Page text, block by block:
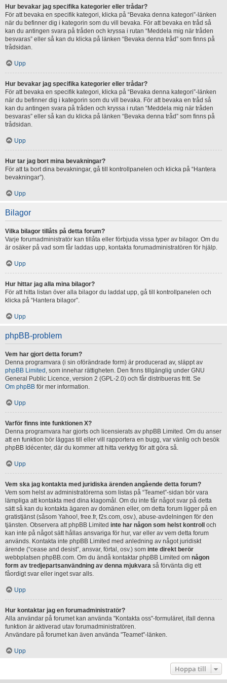
Hur bevakar jag specifika kategorier eller trådar?
För att bevaka en specifik kategori, klicka på “Bevaka denna kategori”-länken
när du befinner dig i kategorin som du vill bevaka. För att bevaka en tråd så
kan du antingen svara på tråden och kryssa i rutan “Meddela mig när tråden
besvaras” eller så kan du klicka på länken “Bevaka denna tråd” som finns på
trådsidan.
Upp
Hur bevakar jag specifika kategorier eller trådar?
För att bevaka en specifik kategori, klicka på “Bevaka denna kategori”-länken
när du befinner dig i kategorin som du vill bevaka. För att bevaka en tråd så
kan du antingen svara på tråden och kryssa i rutan “Meddela mig när tråden
besvaras” eller så kan du klicka på länken “Bevaka denna tråd” som finns på
trådsidan.
Upp
Hur tar jag bort mina bevakningar?
För att ta bort dina bevakningar, gå till kontrollpanelen och klicka på “Hantera
bevakningar”).
Upp
Bilagor
Vilka bilagor tillåts på detta forum?
Varje forumadministratör kan tillåta eller förbjuda vissa typer av bilagor. Om du
är osäker på vad som får laddas upp, kontakta forumadministratören för hjälp.
Upp
Hur hittar jag alla mina bilagor?
För att hitta listan över alla bilagor du laddat upp, gå till kontrollpanelen och
klicka på “Hantera bilagor”.
Upp
phpBB-problem
Vem har gjort detta forum?
Denna programvara (i sin oförändrade form) är producerad av, släppt av
phpBB Limited , som innehar rättigheten. Den finns tillgänglig under GNU
General Public Licence, version 2 (GPL-2.0) och får distribueras fritt. Se
Om phpBB för mer information.
Upp
Varför finns inte funktionen X?
Denna programvara har gjorts och licensierats av phpBB Limited. Om du anser
att en funktion bör läggas till eller vill rapportera en bugg, var vänlig och besök
phpBB Idécenter, där du kommer att hitta verktyg för att göra så.
Upp
Vem ska jag kontakta med juridiska ärenden angående detta forum?
Vem som helst av administratörerna som listas på “Teamet”-sidan bör vara
lämpliga att kontakta med dina klagomål. Om du inte får något svar på detta
sätt så kan du kontakta ägaren av domänen eller, om detta forum ligger på en
gratistjänst (såsom Yahoo!, free.fr, f2s.com, osv.), abuse-avdelningen för den
tjänsten. Observera att phpBB Limited inte har någon som helst kontroll
och
kan inte på något sätt hållas ansvariga för hur, var eller av vem detta forum
används. Kontakta inte phpBB Limited med anledning av något juridiskt
ärende (“cease and desist”, ansvar, förtal, osv.) som inte direkt berör
webbplatsen phpBB.com. Om du ändå kontaktar phpBB Limited om någon
form av tredjepartsanvändning av denna mjukvara så förvänta dig ett
fåordigt svar eller inget svar alls.
Upp
Hur kontaktar jag en forumadministratör?
Alla användar på forumet kan använda "Kontakta oss"-formuläret, ifall denna
funktion är aktiverad utav forumadministratören.
Användare på forumet kan även använda "Teamet"-länken.
Upp
Hoppa till